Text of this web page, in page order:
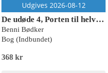
Udgives 2026-08-12
De udøde 4, Porten til helvede, Rød Læseklub
Benni Bødker
Bog (Indbundet)
368 kr